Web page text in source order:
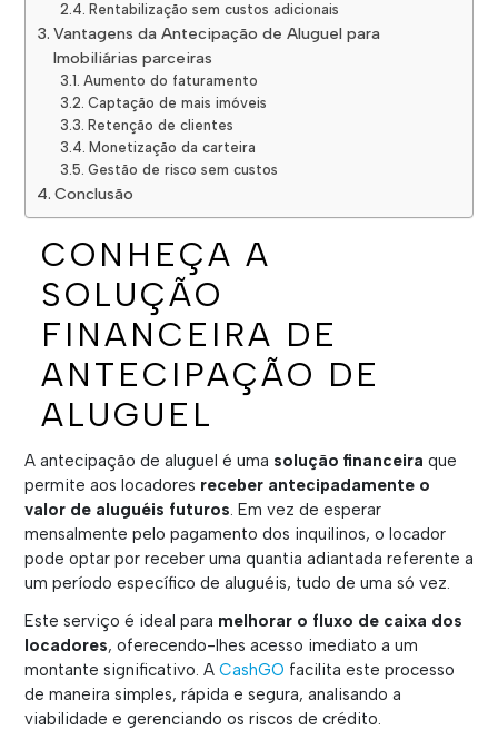
Rentabilização sem custos adicionais
Vantagens da Antecipação de Aluguel para
Imobiliárias parceiras
Aumento do faturamento
Captação de mais imóveis
Retenção de clientes
Monetização da carteira
Gestão de risco sem custos
Conclusão
CONHEÇA A
SOLUÇÃO
FINANCEIRA DE
ANTECIPAÇÃO DE
ALUGUEL
A antecipação de aluguel é uma solução financeira que
permite aos locadores receber antecipadamente o
valor de aluguéis futuros. Em vez de esperar
mensalmente pelo pagamento dos inquilinos, o locador
pode optar por receber uma quantia adiantada referente a
um período específico de aluguéis, tudo de uma só vez.
Este serviço é ideal para melhorar o fluxo de caixa dos
locadores, oferecendo-lhes acesso imediato a um
montante significativo. A CashGO facilita este processo
de maneira simples, rápida e segura, analisando a
viabilidade e gerenciando os riscos de crédito.